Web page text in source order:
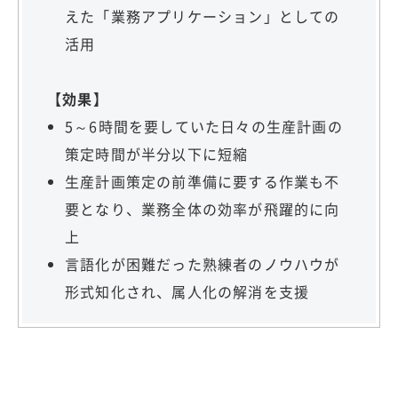
えた「業務アプリケーション」としての
活用
【効果】
5～6時間を要していた日々の生産計画の
策定時間が半分以下に短縮
生産計画策定の前準備に要する作業も不
要となり、業務全体の効率が飛躍的に向
上
言語化が困難だった熟練者のノウハウが
形式知化され、属人化の解消を支援